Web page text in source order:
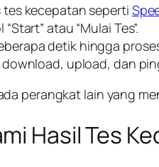
tes kecepatan seperti
atau “Mulai Tes”.
detik hingga
upload, dan
perangkat lain yang
Hasil Tes